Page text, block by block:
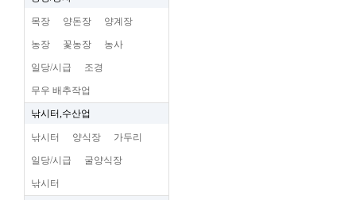
목장 양돈장 양계장
농장 꽃농장 농사
일당/시급 조경
무우 배추작업
낚시터,수산업
낚시터 양식장 가두리
일당/시급 굴양식장
낚시터